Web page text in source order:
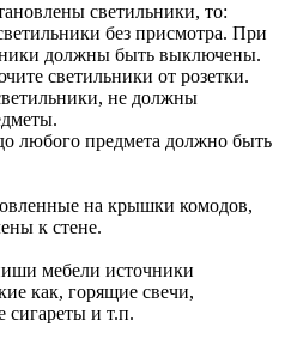
светильники, то:
без присмотра. При
должны быть выключены.
светильники от розетки.
не должны
любого предмета должно быть
на крышки комодов,
к стене.
мебели источники
как, горящие свечи,
сигареты и т.п.